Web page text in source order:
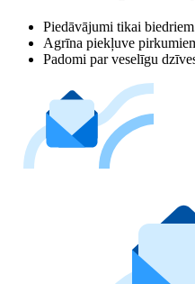
Piedāvājumi tikai
Agrīna piekļuve
Padomi par veselīgu